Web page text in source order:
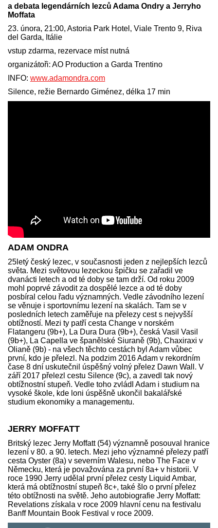
a debata legendárních lezců Adama Ondry a Jerryho
Moffata
23. února, 21:00, Astoria Park Hotel, Viale Trento 9, Riva
del Garda, Itálie
vstup zdarma, rezervace míst nutná
organizátoři: AO Production a Garda Trentino
INFO: www.adamondra.com
Silence, režie Bernardo Giménez, délka 17 min
ADAM ONDRA
25letý český lezec, v současnosti jeden z nejlepších lezců
světa. Mezi světovou lezeckou špičku se zařadil ve
dvanácti letech a od té doby se tam drží. Od roku 2009
mohl poprvé závodit za dospělé lezce a od té doby
posbíral celou řadu významných. Vedle závodního lezení
se věnuje i sportovnímu lezení na skalách. Tam se v
posledních letech zaměřuje na přelezy cest s nejvyšší
obtížností. Mezi ty patří cesta Change v norském
Flatangeru (9b+), La Dura Dura (9b+), česká Vasil Vasil
(9b+), La Capella ve španělské Siuraně (9b), Chaxiraxi v
Olianě (9b) - na všech těchto cestách byl Adam vůbec
první, kdo je přelezl. Na podzim 2016 Adam v rekordním
čase 8 dní uskutečnil úspěšný volný přelez Dawn Wall. V
září 2017 přelezl cestu Silence (9c), a zavedl tak nový
obtížnostní stupeň. Vedle toho zvládl Adam i studium na
vysoké škole, kde loni úspěšně ukončil bakalářské
studium ekonomiky a managementu.
JERRY MOFFATT
Britský lezec Jerry Moffatt (54) významně posouval hranice
lezení v 80. a 90. letech. Mezi jeho významné přelezy patří
cesta Oyster (8a) v severním Walesu, nebo The Face v
Německu, která je považována za první 8a+ v historii. V
roce 1990 Jerry udělal první přelez cesty Liquid Ambar,
která má obtížnostní stupeň 8c+, také šlo o první přelez
této obtížnosti na světě. Jeho autobiografie Jerry Moffatt:
Revelations získala v roce 2009 hlavní cenu na festivalu
Banff Mountain Book Festival v roce 2009.